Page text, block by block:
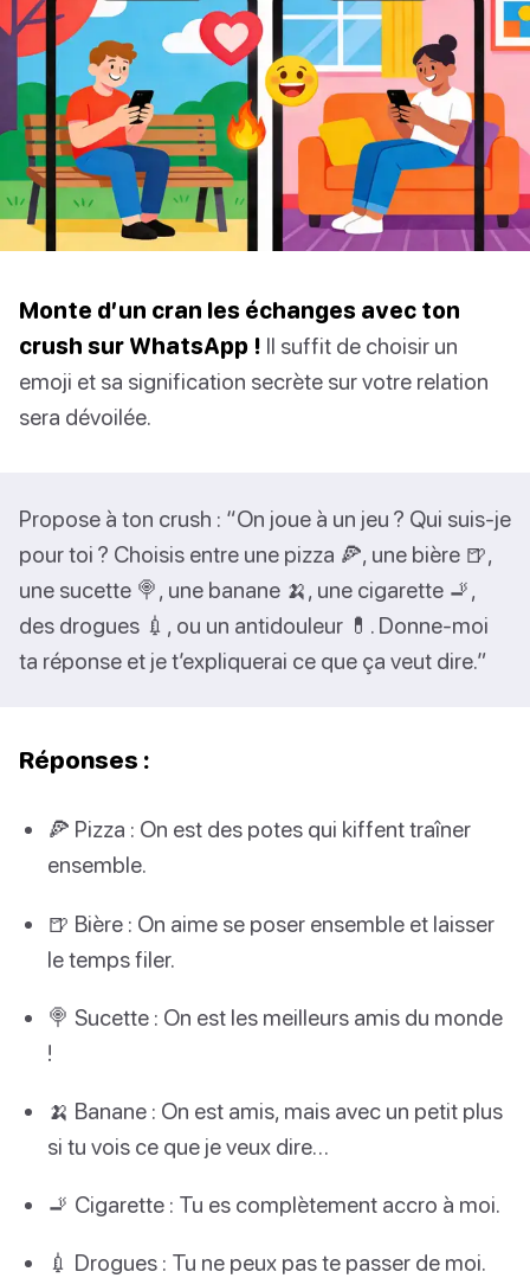
Monte d’un cran les échanges avec ton
crush sur WhatsApp ! Il suffit de choisir un
emoji et sa signification secrète sur votre relation
sera dévoilée.
Propose à ton crush : “On joue à un jeu ? Qui suis-je
pour toi ? Choisis entre une pizza 🍕, une bière 🍺,
une sucette 🍭, une banane 🍌, une cigarette 🚬,
des drogues 💉, ou un antidouleur 💊. Donne-moi
ta réponse et je t’expliquerai ce que ça veut dire.”
Réponses :
🍕 Pizza : On est des potes qui kiffent traîner
ensemble.
🍺 Bière : On aime se poser ensemble et laisser
le temps filer.
🍭 Sucette : On est les meilleurs amis du monde
!
🍌 Banane : On est amis, mais avec un petit plus
si tu vois ce que je veux dire…
🚬 Cigarette : Tu es complètement accro à moi.
💉 Drogues : Tu ne peux pas te passer de moi.